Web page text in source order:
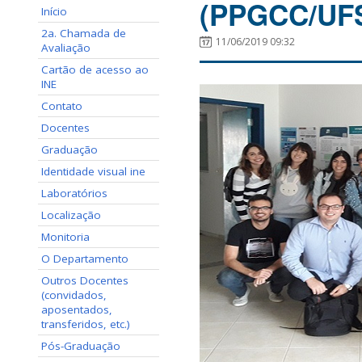
Início
2a. Chamada de
Avaliação
Cartão de acesso ao
INE
Contato
Docentes
Graduação
Identidade visual ine
Laboratórios
Localização
Monitoria
O Departamento
Outros Docentes
(convidados,
aposentados,
transferidos, etc.)
Pós-Graduação
(PPGCC/
11/06/2019 09:32